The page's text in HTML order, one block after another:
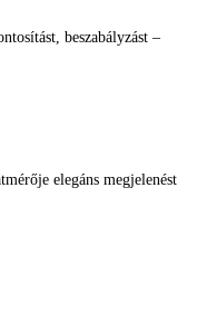
beszabályzást –
elegáns megjelenést